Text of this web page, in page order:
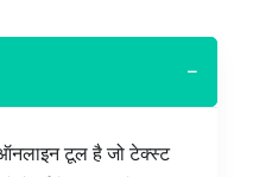
−
टूल है जो टेक्स्ट